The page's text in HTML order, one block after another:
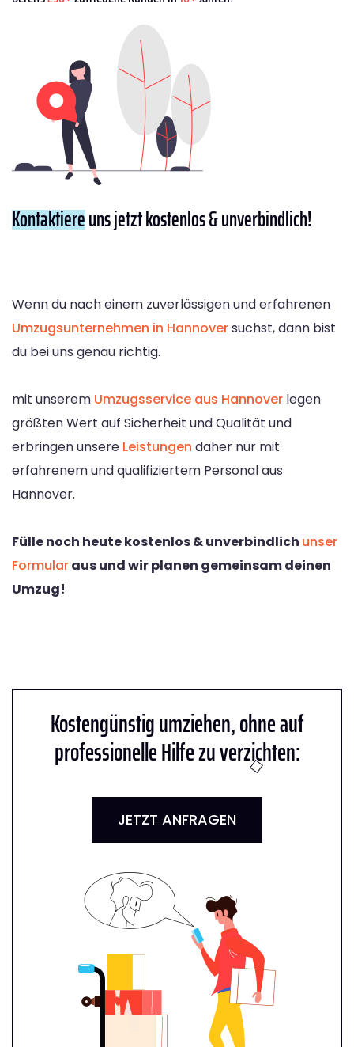
Kontaktiereuns jetzt kostenlos & unverbindlich!
Wenn du nach einem zuverlässigen und erfahrenen
Umzugsunternehmen in Hannoversuchst, dann bist
du bei uns genau richtig.
mit unserem Umzugsservice aus Hannover legen
größten Wert auf Sicherheit und Qualität und
erbringen unsere Leistungen daher nur mit
erfahrenem und qualifiziertem Personal aus
Hannover.
Fülle noch heute kostenlos & unverbindlich unser
Formularaus und wir planen gemeinsam deinen
Umzug!
Kostengünstig umziehen, ohne auf
professionelle Hilfe zu verzichten:
JETZT ANFRAGEN